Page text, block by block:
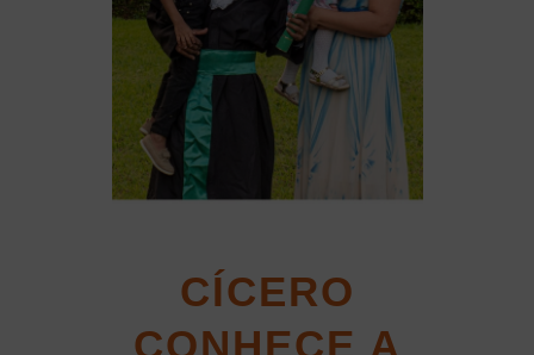
CÍCERO
CONHECE A